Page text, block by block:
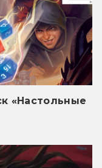
«Настольные